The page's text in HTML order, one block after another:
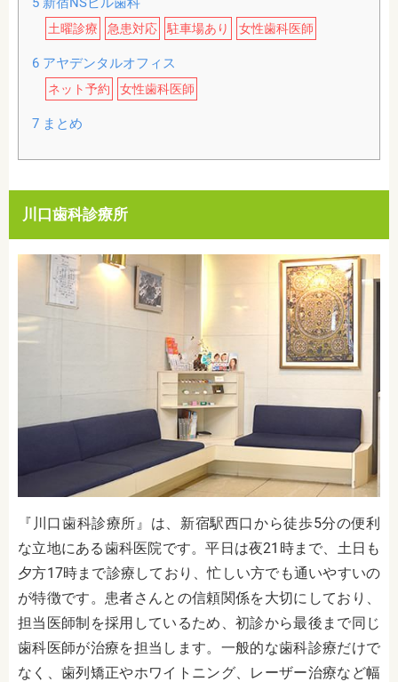
土曜診療 急患対応 駐車場あり 女性歯科医師
6アヤデンタルオフィス
ネット予約 女性歯科医師
7まとめ
川口歯科診療所
『川口歯科診療所』は、新宿駅西口から徒歩5分の便利
な立地にある歯科医院です。平日は夜21時まで、土日も
夕方17時まで診療しており、忙しい方でも通いやすいの
が特徴です。患者さんとの信頼関係を大切にしており、
担当医師制を採用しているため、初診から最後まで同じ
歯科医師が治療を担当します。一般的な歯科診療だけで
なく、歯列矯正やホワイトニング、レーザー治療など幅